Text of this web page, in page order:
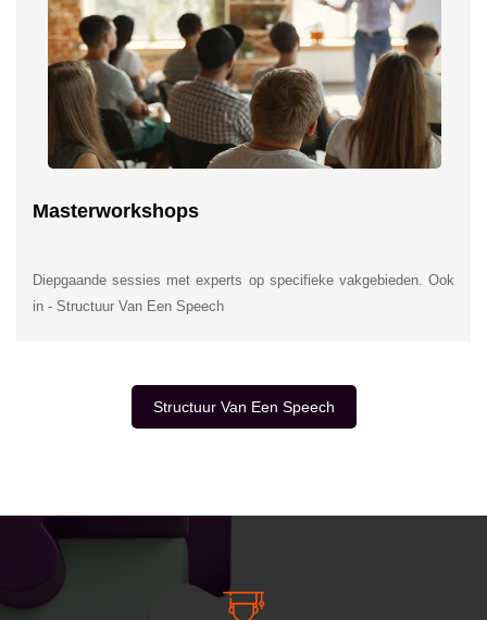
Masterworkshops
Diepgaande sessies met experts op specifieke vakgebieden. Ook
in - Structuur Van Een Speech
Structuur Van Een Speech
INSIDE INFORMATIE